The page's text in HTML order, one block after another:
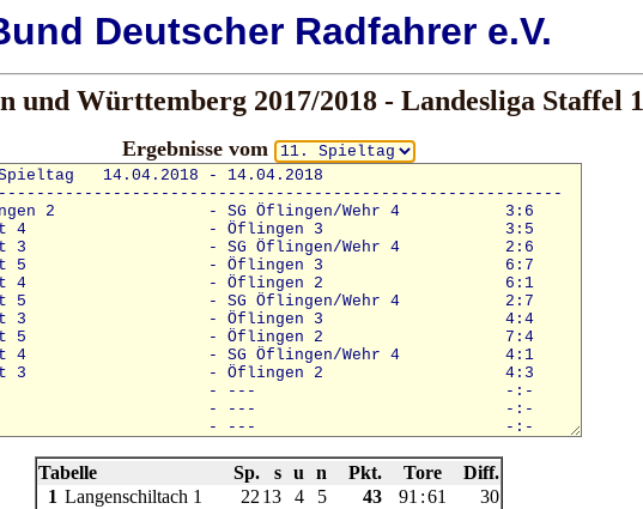
Deutscher Radfahrer e.V.
und Württemberg 2017/2018 - Landesliga Staffel 1
Ergebnisse vom
Tabelle Sp. s u n Pkt. Tore
Diff.
1 Langenschiltach 1 22 13 4 5 43 91 :61
30